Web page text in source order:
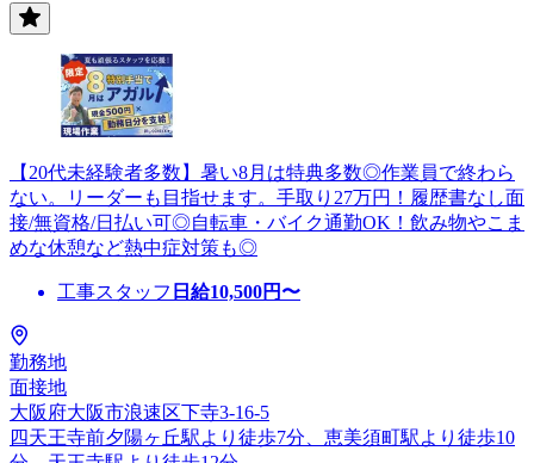
【20代未経験者多数】暑い8月は特典多数◎作業員で終わら
ない。リーダーも目指せます。手取り27万円！履歴書なし面
接/無資格/日払い可◎自転車・バイク通勤OK！飲み物やこま
めな休憩など熱中症対策も◎
工事スタッフ 日給10,500円〜
勤務地
面接地
大阪府大阪市浪速区下寺3-16-5
四天王寺前夕陽ヶ丘駅より徒歩7分、恵美須町駅より徒歩10